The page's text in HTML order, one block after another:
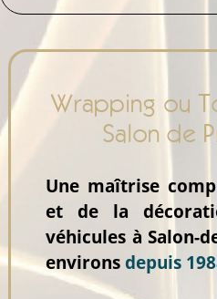
Wrapping ou
Salon de
Une maîtrise
et de la
véhicules à Salon-
environsdepuis